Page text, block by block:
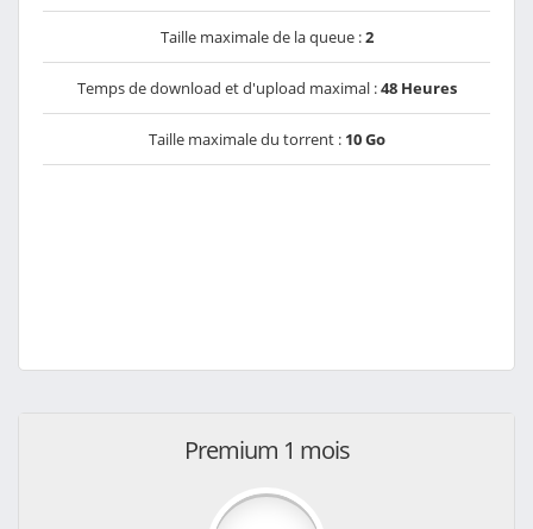
Taille maximale de la queue :2
Temps de download et d'upload maximal :48 Heures
Taille maximale du torrent : 10 Go
Premium 1 mois